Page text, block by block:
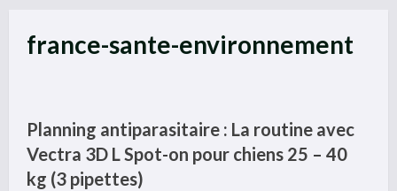
france-sante-environnement
Planning antiparasitaire : La routine avec
Vectra 3D L Spot-on pour chiens 25 – 40
kg (3 pipettes)